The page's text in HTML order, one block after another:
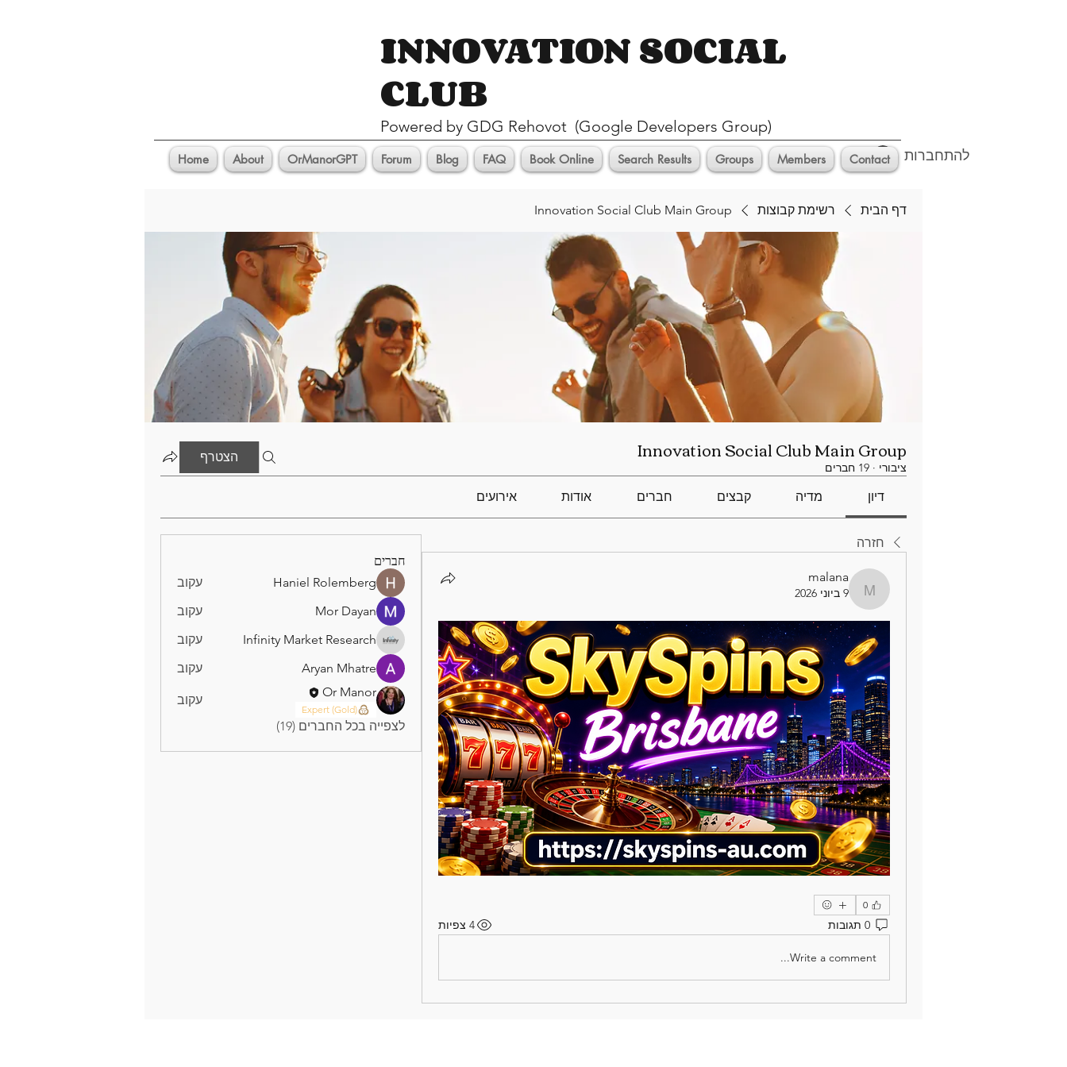
INNOVATION SOCIAL
CLUB
Powered by GDG Rehovot (Google Developers Group)
להתחברות Home About OrManorGPT Forum Blog FAQ Book Online Search Results Groups Members Contact
דף הבית רשימת קבוצות Innovation Social Club Main Group
Innovation Social Club Main Group
ציבורי · 19 חברים
הצטרף
דיון מדיה קבצים חברים אודות אירועים
חזרה
malana
malana
9 ביוני 2026
0
0 תגובות 4 צפיות
Write a comment...
חברים
Haniel Rolemberg
עקוב
Mor Dayan
עקוב
Infinity Market Research
עקוב
Aryan Mhatre
עקוב
Or Manor
Expert (Gold)
עקוב
לצפייה בכל החברים (19)